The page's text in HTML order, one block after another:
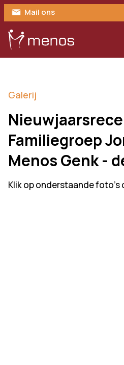
Mail ons
Galerij
Familiegroep
Menos Genk -
Klik op onderstaande foto's